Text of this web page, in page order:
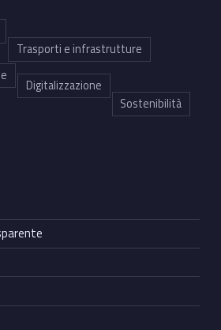
Trasporti e infrastrutture
Digitalizzazione
Sostenibilità